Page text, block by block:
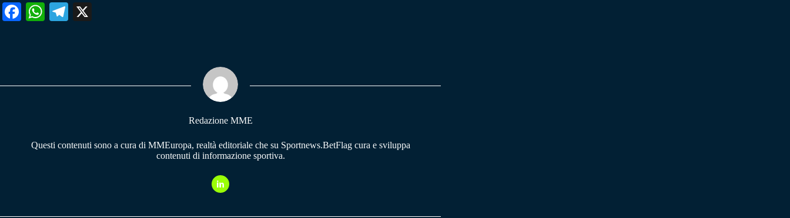
Fa W
pp
Te
m
Redazione MME
Questi contenuti sono a cura di MMEuropa, realtà editoriale che su Sportnews.BetFlag cura e sviluppa
contenuti di informazione sportiva.